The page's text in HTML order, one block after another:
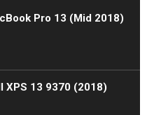
Pro 13 (Mid 2018)
XPS 13 9370 (2018)